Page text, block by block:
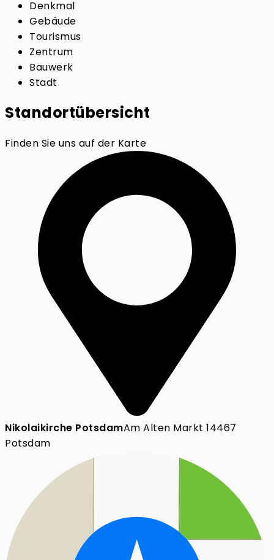
Denkmal
Gebäude
Tourismus
Zentrum
Bauwerk
Stadt
Standortübersicht
Finden Sie uns auf der Karte
Nikolaikirche PotsdamAm Alten Markt 14467
Potsdam